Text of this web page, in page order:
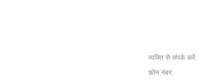
व्यक्ति से संपर्क करें:
फ़ोन नंबर: